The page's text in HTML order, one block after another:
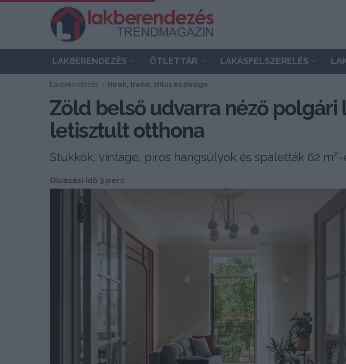
LAKBERENDEZÉS ÖTLETTÁR LAKÁSFELSZERELÉS
Lakberendezés Hírek, trend, stílus és design
Zöld belső udvarra néző
letisztult otthona
Stukkók, vintage, piros hangsúlyok és spaletták 62 m²-
Olvasási idő 3 perc